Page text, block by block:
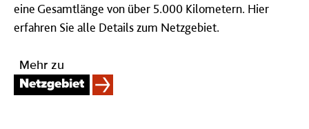
eine Gesamtlänge von über 5.000 Kilometern. Hier
erfahren Sie alle Details zum Netzgebiet.
Mehr zu
Netzgebiet